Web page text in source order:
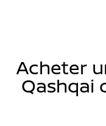
Acheter
Qashqai